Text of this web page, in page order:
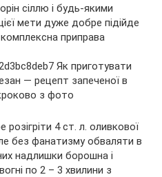
сіллю і будь-якими
мети дуже добре підійде
приправа
розігріти 4 ст. л. оливкової
без фанатизму обваляти в
надлишки борошна і
по 2 – 3 хвилини з